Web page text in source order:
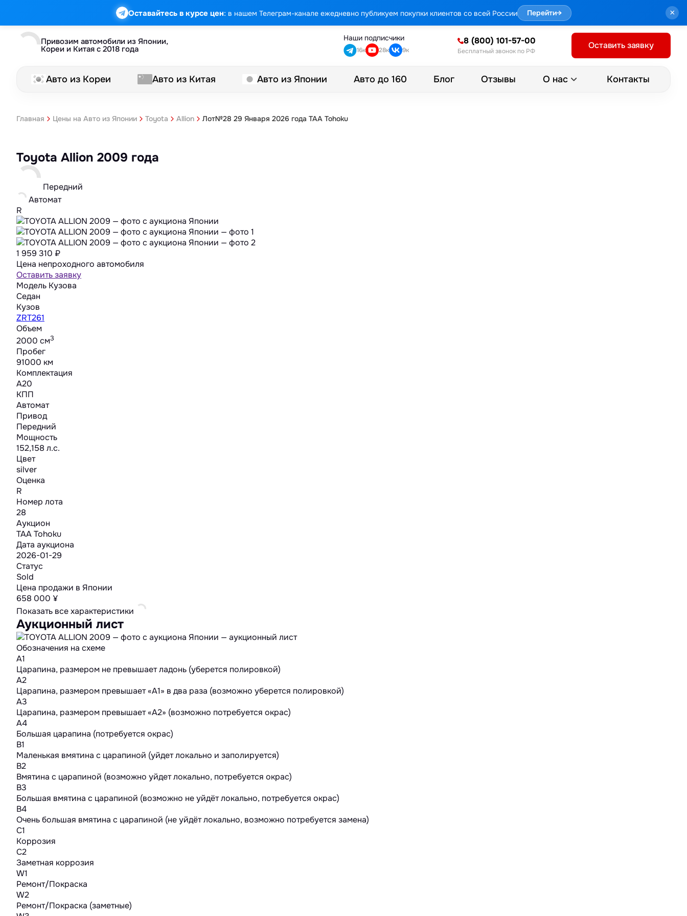
Оставайтесь в курсе цен: в нашем Телеграм-канале ежедневно публикуем покупки клиентов со всей России Перейти→ ×
Привозим автомобили из Японии,
Кореи и Китая с 2018 года
Наши подписчики
16к 28к 9к
8 (800) 101-57-00
Бесплатный звонок по РФ
Оставить заявку
Авто из Кореи Авто из Китая Авто из Японии Авто до 160 Блог Отзывы О нас Контакты
Главная Цены на Авто из Японии Toyota Allion Лот№28 29 Января 2026 года TAA Tohoku
Toyota Allion 2009 года
Передний
Автомат
R
1 959 310 ₽
Цена непроходного автомобиля
Оставить заявку
Модель Кузова
Седан
Кузов
ZRT261
Объем
2000 cм3
Пробег
91000 км
Комплектация
A20
КПП
Автомат
Привод
Передний
Мощность
152,158 л.с.
Цвет
silver
Оценка
R
Номер лота
28
Аукцион
TAA Tohoku
Дата аукциона
2026-01-29
Статус
Sold
Цена продажи в Японии
658 000 ¥
Показать все характеристики
Аукционный лист
Обозначения на схеме
A1
Царапина, размером не превышает ладонь (уберется полировкой)
A2
Царапина, размером превышает «А1» в два раза (возможно уберется полировкой)
A3
Царапина, размером превышает «А2» (возможно потребуется окрас)
A4
Большая царапина (потребуется окрас)
B1
Маленькая вмятина с царапиной (уйдет локально и заполируется)
B2
Вмятина с царапиной (возможно уйдет локально, потребуется окрас)
B3
Большая вмятина с царапиной (возможно не уйдёт локально, потребуется окрас)
B4
Очень большая вмятина с царапиной (не уйдёт локально, возможно потребуется замена)
C1
Коррозия
C2
Заметная коррозия
W1
Ремонт/Покраска
W2
Ремонт/Покраска (заметные)